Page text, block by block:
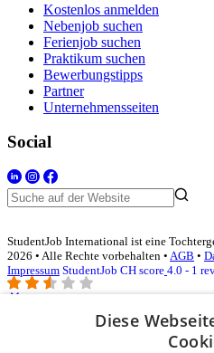
Kostenlos anmelden
Nebenjob suchen
Ferienjob suchen
Praktikum suchen
Bewerbungstipps
Partner
Unternehmensseiten
Social
StudentJob International ist eine
2026 • Alle Rechte vorbehalten • AGB •
Impressum StudentJob CH score 4.0 - 1
Login für Unternehmen
Diese